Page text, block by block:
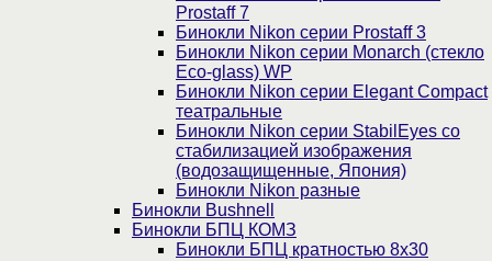
Prostaff 7
Бинокли Nikon серии Prostaff 3
Бинокли Nikon серии Monarch (стекло
Eco-glass) WP
Бинокли Nikon серии Elegant Compact
театральные
Бинокли Nikon серии StabilEyes со
стабилизацией изображения
(водозащищенные, Япония)
Бинокли Nikon разные
Бинокли Bushnell
Бинокли БПЦ КОМЗ
Бинокли БПЦ кратностью 8х30